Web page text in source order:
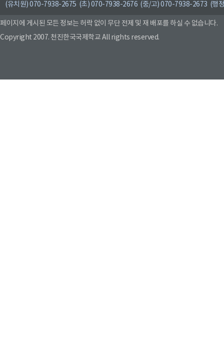
(유치원) 070-7938-2675 (초) 070-7938-2676 (중/고) 070-7938-2673 (행
페이지에 게시된 모든 정보는 허락 없이 무단 전제 및 재 배포를 하실 수 없습니다.
Copyright 2007. 천진한국국제학교 All rights reserved.